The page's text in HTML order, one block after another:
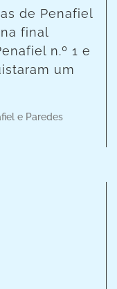
de Penafiel
final
n.º 1 e
um
e Paredes